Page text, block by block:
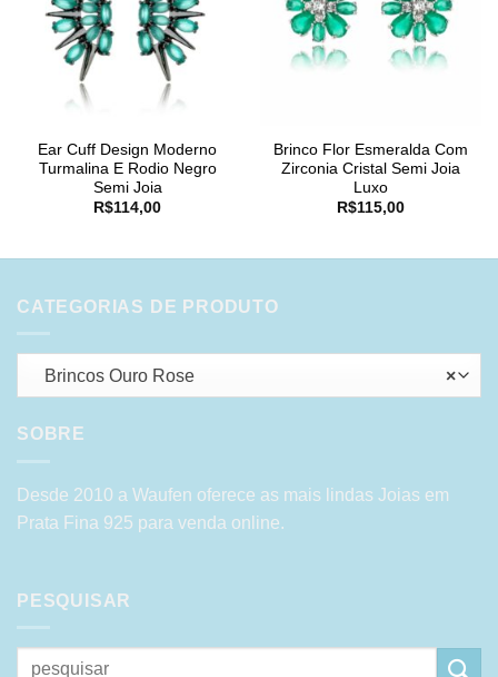
Ear Cuff Design Moderno
Turmalina E Rodio Negro
Semi Joia
R$114,00
Brinco Flor Esmeralda Com
Zirconia Cristal Semi Joia
Luxo
R$115,00
CATEGORIAS DE PRODUTO
×
Brincos Ouro Rose
SOBRE
Desde 2010 a Waufen oferece as mais lindas Joias em
Prata Fina 925 para venda online.
PESQUISAR
Pesquisar